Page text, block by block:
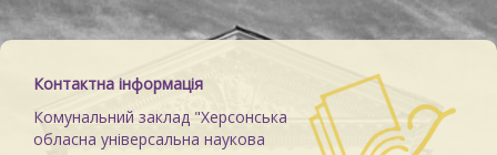
Контактна інформація
Комунальний заклад "Херсонська
обласна універсальна наукова